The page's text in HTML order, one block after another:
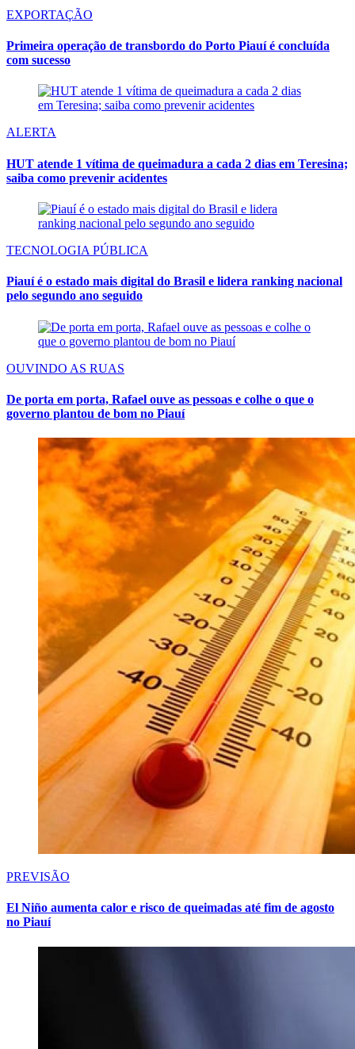
EXPORTAÇÃO
Primeira operação de transbordo do Porto Piauí é concluída
com sucesso
ALERTA
HUT atende 1 vítima de queimadura a cada 2 dias em Teresina;
saiba como prevenir acidentes
TECNOLOGIA PÚBLICA
Piauí é o estado mais digital do Brasil e lidera ranking nacional
pelo segundo ano seguido
OUVINDO AS RUAS
De porta em porta, Rafael ouve as pessoas e colhe o que o
governo plantou de bom no Piauí
PREVISÃO
El Niño aumenta calor e risco de queimadas até fim de agosto
no Piauí